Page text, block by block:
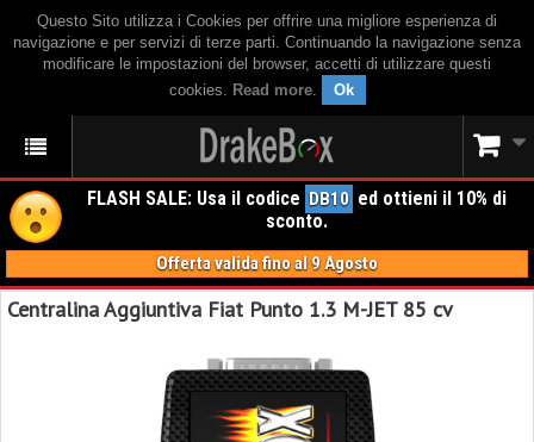
Questo Sito utilizza i Cookies per offrire una migliore esperienza di
navigazione e per servizi di terze parti. Continuando la navigazione senza
modificare le impostazioni del browser, accetti di utilizzare questi
cookies. Read more. Ok
FLASH SALE: Usa il codice DB10 ed ottieni il 10% di
sconto.
Offerta valida fino al 9 Agosto
Centralina Aggiuntiva Fiat Punto 1.3 M-JET 85 cv